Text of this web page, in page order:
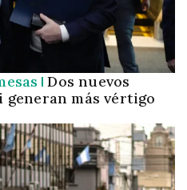
Dos nuevos
más vértigo